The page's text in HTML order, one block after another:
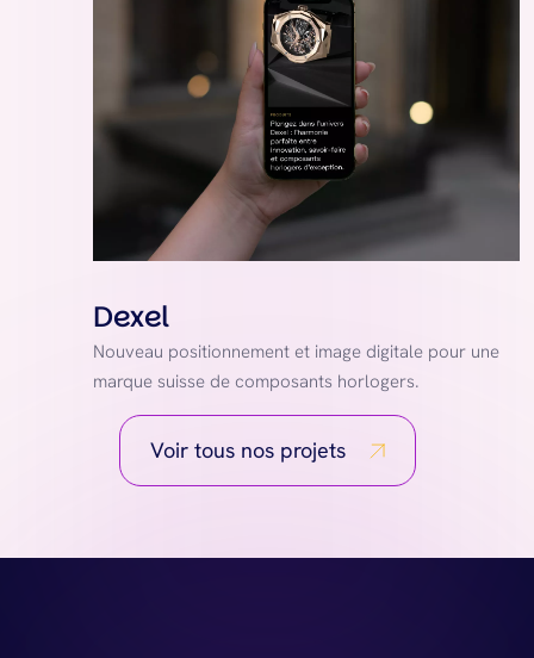
Dexel
Nouveau positionnement et image digitale pour une
marque suisse de composants horlogers.
Voir tous nos projets